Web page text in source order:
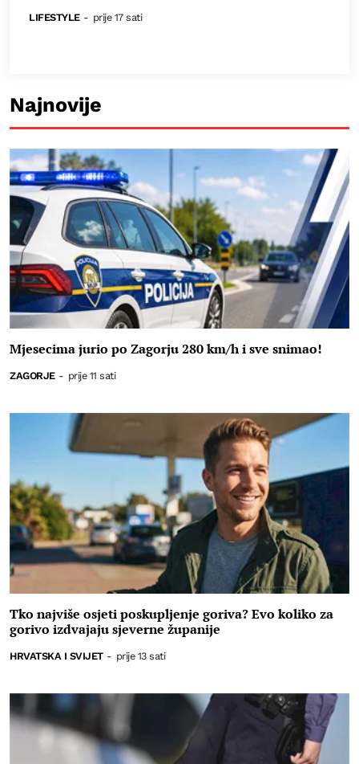
LIFESTYLE - prije 17 sati
Najnovije
Mjesecima jurio po Zagorju 280 km/h i sve snimao!
ZAGORJE - prije 11 sati
Tko najviše osjeti poskupljenje goriva? Evo koliko za
gorivo izdvajaju sjeverne županije
HRVATSKA I SVIJET - prije 13 sati